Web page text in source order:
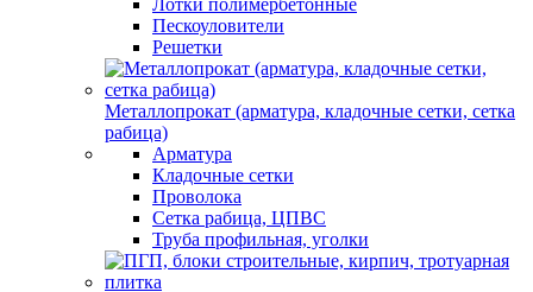
Лотки полимербетонные
Пескоуловители
Решетки
Металлопрокат (арматура, кладочные сетки, сетка
рабица)
Арматура
Кладочные сетки
Проволока
Сетка рабица, ЦПВС
Труба профильная, уголки